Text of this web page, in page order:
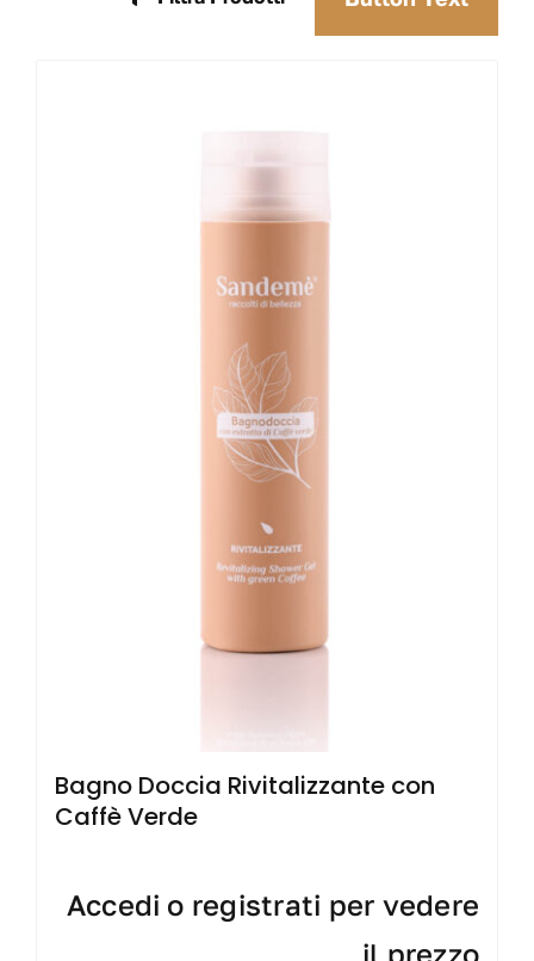
Bagno Doccia Rivitalizzante con
Caffè Verde
Accedi o registrati per vedere
il prezzo